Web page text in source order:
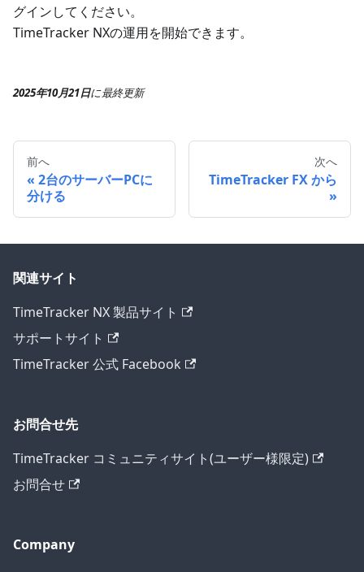
グインしてください。
TimeTracker NXの運用を開始できます。
2025年10月21日に最終更新
前へ
2台のサーバーPCに
分ける
次へ
TimeTracker FX から
関連サイト
TimeTracker NX 製品サイト
サポートサイト
TimeTracker 公式 Facebook
お問合せ先
TimeTracker コミュニティサイト(ユーザー様限定)
お問合せ
Company